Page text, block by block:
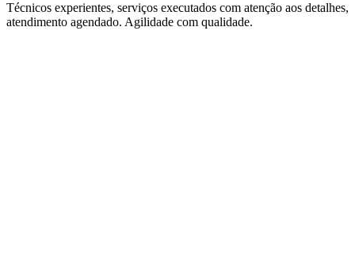
Técnicos experientes, serviços executados com atenção aos detalhes,
atendimento agendado. Agilidade com qualidade.